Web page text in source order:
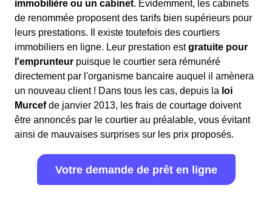
immobilière ou un cabinet. Évidemment, les cabinets
de renommée proposent des tarifs bien supérieurs pour
leurs prestations. Il existe toutefois des courtiers
immobiliers en ligne. Leur prestation estgratuite pour
l'emprunteur puisque le courtier sera rémunéré
directement par l'organisme bancaire auquel il amènera
un nouveau client ! Dans tous les cas, depuis la loi
Murcefde janvier 2013, les frais de courtage doivent
être annoncés par le courtier au préalable, vous évitant
ainsi de mauvaises surprises sur les prix proposés.
Votre demande de prêt en ligne